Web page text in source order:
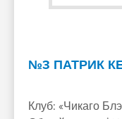
№3 ПАТРИК
Клуб: «Чикаго